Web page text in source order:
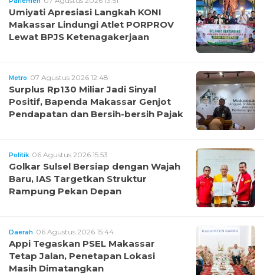
Umiyati Apresiasi Langkah KONI
Makassar Lindungi Atlet PORPROV
Lewat BPJS Ketenagakerjaan
Metro 07 Agustus 2026 12:48
Surplus Rp130 Miliar Jadi Sinyal
Positif, Bapenda Makassar Genjot
Pendapatan dan Bersih-bersih Pajak
Politik 06 Agustus 2026 15:53
Golkar Sulsel Bersiap dengan Wajah
Baru, IAS Targetkan Struktur
Rampung Pekan Depan
Daerah 06 Agustus 2026 15:44
Appi Tegaskan PSEL Makassar
Tetap Jalan, Penetapan Lokasi
Masih Dimatangkan